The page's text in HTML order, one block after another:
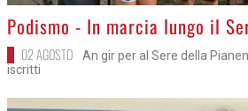
>
Podismo - In marcia lungo il
02 AGOSTO
An gir per al Sere della
iscritti